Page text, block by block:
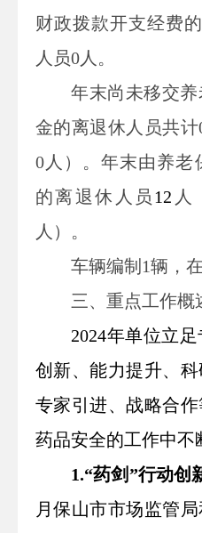
财政拨款开支经费
人员0人。
年末尚未移交
金的离退休人员共计
0 人 ）。年末由养老
的离退休人员 12 人
人 ） 。
车辆编制1辆，
三、重点工作概
2024年单位立
创新、能力提升、科
专家引进、战略合
药品安全的工作中不
1.“药剑”行动创
月保山市市场监管